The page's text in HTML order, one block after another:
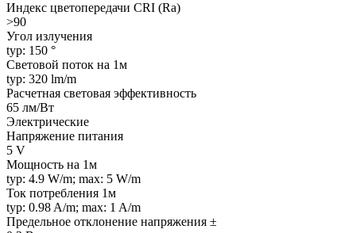
Индекс цветопередачи CRI (Ra)
>90
Угол излучения
typ: 150 °
Световой поток на 1м
typ: 320 lm/m
Расчетная световая эффективность
65 лм/Вт
Электрические
Напряжение питания
5 V
Мощность на 1м
typ: 4.9 W/m; max: 5 W/m
Ток потребления 1м
typ: 0.98 A/m; max: 1 A/m
Предельное отклонение напряжения ±